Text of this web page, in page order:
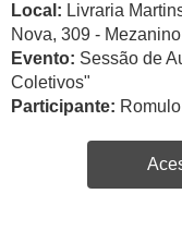
Local: Livraria
Nova, 309 - Mezanino
Evento: Sessão de
Coletivos"
Participante: